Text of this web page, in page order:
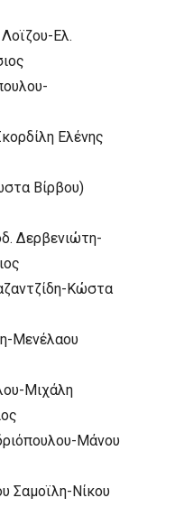
Eλ.
Eλένης
Bίρβου)
Δερβενιώτη-
Kώστα
Mενέλαου
Mιχάλη
Mάνου
Σαμοϊλη-Nίκου